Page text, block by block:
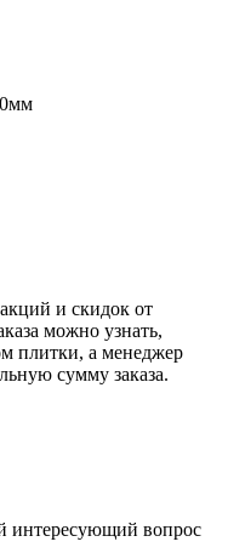
и скидок от
можно узнать,
плитки, а менеджер
сумму заказа.
интересующий вопрос